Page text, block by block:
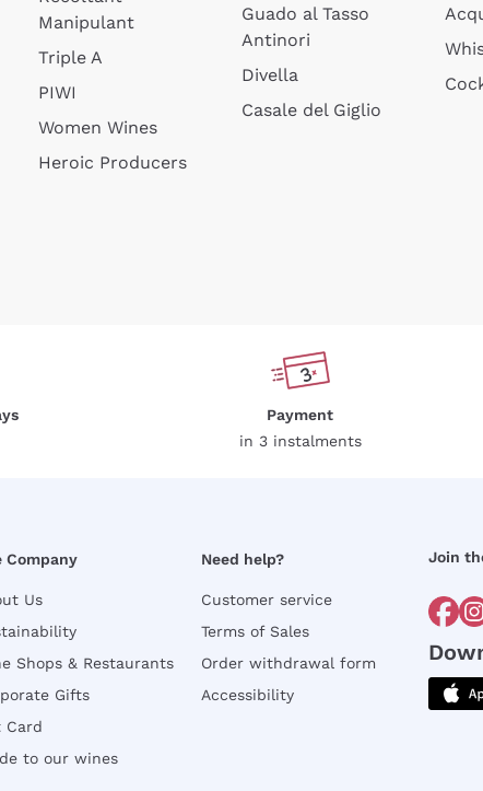
Manipulant
Triple A
PIWI
Women Wines
Heroic Producers
Guado al Tasso
Antinori
Divella
Casale del Giglio
Payment
in 3 instalments
Company
Us
Shops & Restaurants
Gifts
Card
to our wines
Need help?
Customer service
Terms of Sales
Order withdrawal form
Accessibility
Join